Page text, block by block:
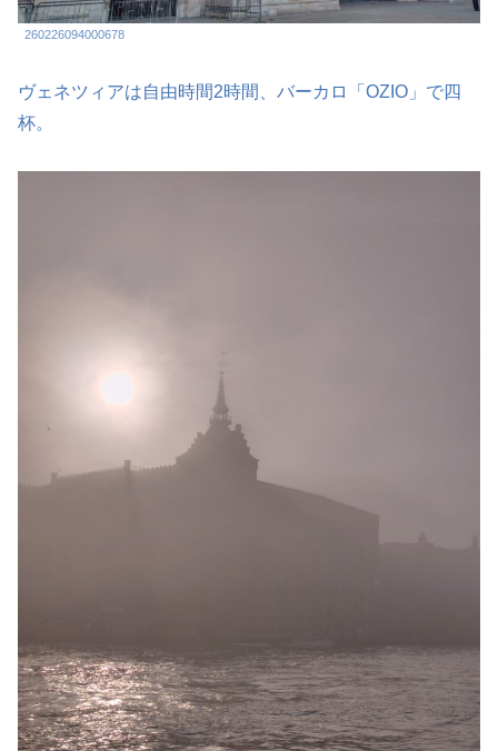
260226094000678
ヴェネツィアは自由時間2時間、バーカロ「OZIO」で四
杯。